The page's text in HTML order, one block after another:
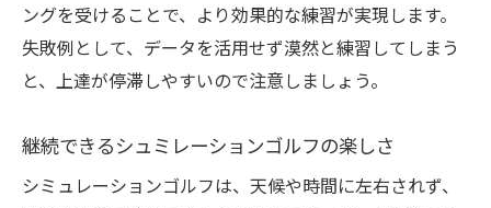
ングを受けることで、より効果的な練習が実現します。
失敗例として、データを活用せず漠然と練習してしまう
と、上達が停滞しやすいので注意しましょう。
継続できるシュミレーションゴルフの楽しさ
シミュレーションゴルフは、天候や時間に左右されず、